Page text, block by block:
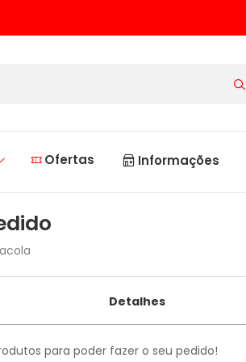
Ofertas Informações
Detalhes
para poder fazer o seu pedido!